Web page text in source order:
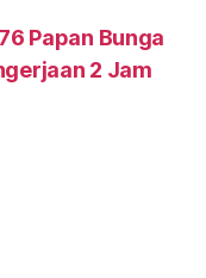
Papan Bunga
2 Jam